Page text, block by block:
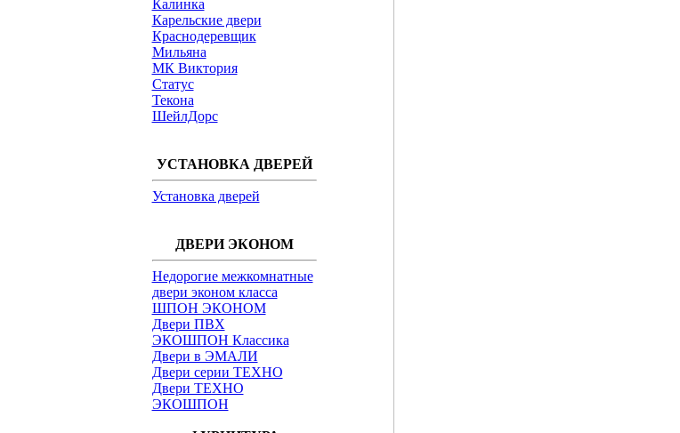
Калинка
Карельские двери
Краснодеревщик
Мильяна
МК Виктория
Статус
Текона
ШейлДорс
УСТАНОВКА ДВЕРЕЙ
Установка дверей
ДВЕРИ ЭКОНОМ
Недорогие межкомнатные
двери эконом класса
ШПОН ЭКОНОМ
Двери ПВХ
ЭКОШПОН Классика
Двери в ЭМАЛИ
Двери серии ТЕХНО
Двери ТЕХНО
ЭКОШПОН